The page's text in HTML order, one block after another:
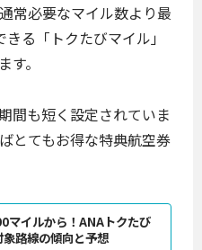
常必要なマイル数より最
る「トクたびマイル」
。
間も短く設定されていま
とてもお得な特典航空券
マイルから！ANAトクたび
象路線の傾向と予想